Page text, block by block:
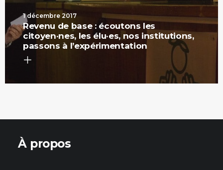
1 décembre 2017
Revenu de base : écoutons les
citoyen·nes, les élu·es, nos institutions,
passons à l’expérimentation
À propos